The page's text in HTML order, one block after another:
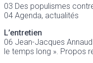
03 Des populismes
04 Agenda, actualités
L’entretien
06 Jean-Jacques
le temps long ». Propos